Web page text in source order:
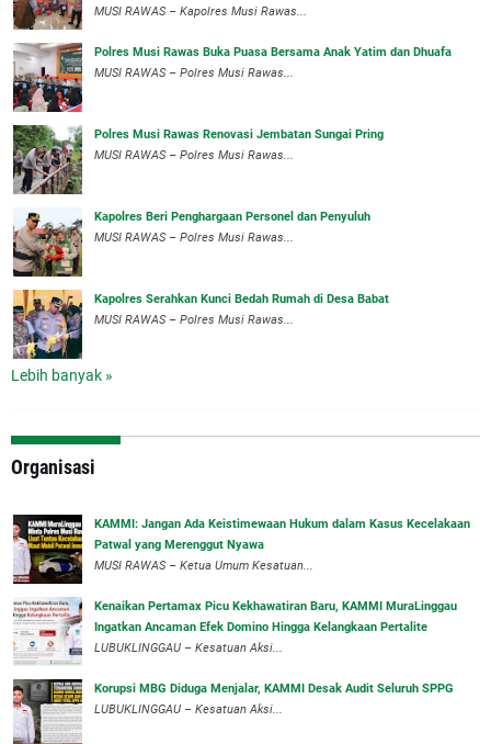
MUSI RAWAS – Kapolres Musi Rawas...
Polres Musi Rawas Buka Puasa Bersama Anak Yatim dan Dhuafa
MUSI RAWAS – Polres Musi Rawas...
Polres Musi Rawas Renovasi Jembatan Sungai Pring
MUSI RAWAS – Polres Musi Rawas...
Kapolres Beri Penghargaan Personel dan Penyuluh
MUSI RAWAS – Polres Musi Rawas...
Kapolres Serahkan Kunci Bedah Rumah di Desa Babat
MUSI RAWAS – Polres Musi Rawas...
Lebih banyak »
Organisasi
‎KAMMI: Jangan Ada Keistimewaan Hukum dalam Kasus Kecelakaan
Patwal yang Merenggut Nyawa
‎MUSI RAWAS – Ketua Umum Kesatuan...
‎Kenaikan Pertamax Picu Kekhawatiran Baru, KAMMI MuraLinggau
Ingatkan Ancaman Efek Domino Hingga Kelangkaan Pertalite
‎LUBUKLINGGAU – Kesatuan Aksi...
Korupsi MBG Diduga Menjalar, KAMMI Desak Audit Seluruh SPPG
‎LUBUKLINGGAU – Kesatuan Aksi...